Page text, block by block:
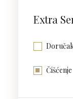
Extra